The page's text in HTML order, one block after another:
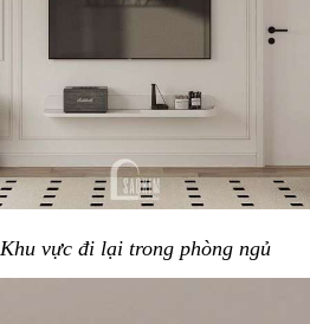
Khu vực đi lại trong phòng ngủ